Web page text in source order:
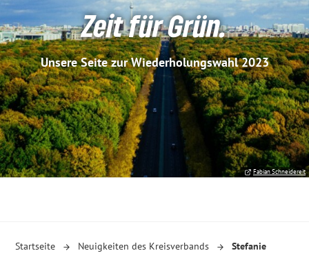
Fabian Schneidereit
Zeit für Grün.
Unsere Seite zur Wiederholungswahl 2023
Startseite Neuigkeiten des Kreisverbands
Stefanie